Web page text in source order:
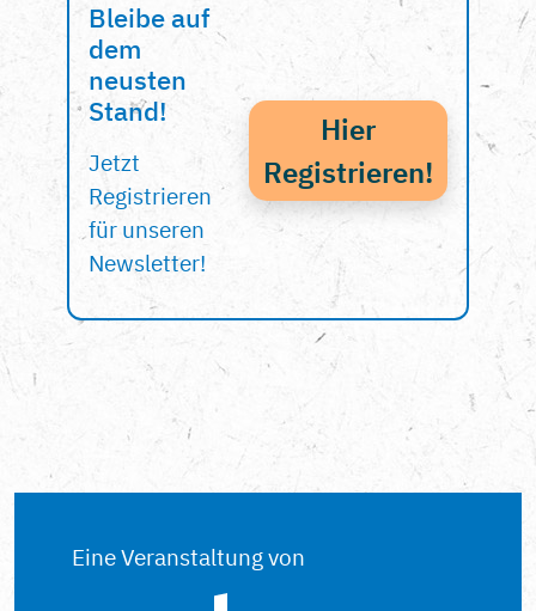
Bleibe auf
dem
neusten
Stand!
Jetzt
Registrieren
für unseren
Newsletter!
Hier
Registrieren!
Eine Veranstaltung von